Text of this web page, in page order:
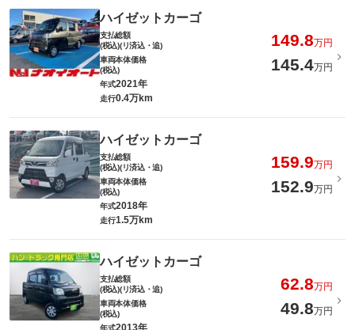
ハイゼットカーゴ
支払総額
(税込)(リ済込・追)
149.8万円
車両本体価格
(税込)
145.4万円
年式2021年
走行0.4万km
ハイゼットカーゴ
支払総額
(税込)(リ済込・追)
159.9万円
車両本体価格
(税込)
152.9万円
年式2018年
走行1.5万km
ハイゼットカーゴ
支払総額
(税込)(リ済込・追)
62.8万円
車両本体価格
(税込)
49.8万円
年式2013年